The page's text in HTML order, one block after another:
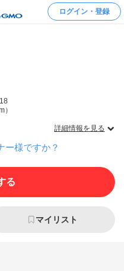
ログイン・登録
詳細情報を見る
ー様ですか？
る
マイリスト